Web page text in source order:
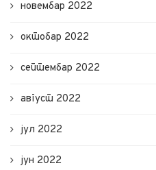
новембар 2022
октобар 2022
септембар 2022
август 2022
јул 2022
јун 2022